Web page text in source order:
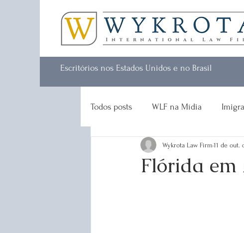
Escritórios nos Estados Unidos e no Brasil
Todos posts WLF na Mídia
Flórida
Wykrota Law Firm 11 de out.